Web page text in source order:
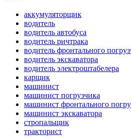
аккумуляторщик
водитель
водитель автобуса
водитель ричтрака
водитель фронтального
водитель экскаватора
водитель электроштабелера
карщик
машинист
машинист погрузчика
машинист фронтального
машинист экскаватора
стропальщик
тракторист